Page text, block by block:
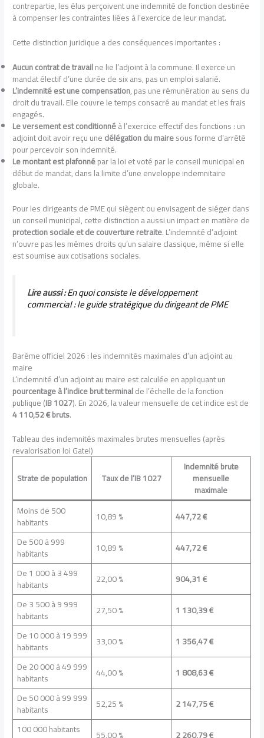
contrepartie, les élus perçoivent une indemnité de fonction destinée
à compenser les contraintes liées à l’exercice de leur mandat.
Cette distinction juridique a des conséquences importantes :
Aucun contrat de travailne lie l’adjoint à la commune. Il exerce un
mandat électif d’une durée de six ans, pas un emploi salarié.
L’indemnité est une compensation, pas une rémunération au sens du
droit du travail. Elle couvre le temps consacré au mandat et les frais
engagés.
Le versement est conditionnéà l’exercice effectif des fonctions : un
adjoint doit avoir reçu unedélégation du mairesous forme d’arrêté
pour percevoir son indemnité.
Le montant est plafonnépar la loi et voté par le conseil municipal en
début de mandat, dans la limite d’une enveloppe indemnitaire
globale.
Pour les dirigeants de PME qui siègent ou envisagent de siéger dans
un conseil municipal, cette distinction a aussi un impact en matière de
protection sociale et de couverture retraite. L’indemnité d’adjoint
n’ouvre pas les mêmes droits qu’un salaire classique, même si elle
est soumise aux cotisations sociales.
Lire aussi :En quoi consiste le développement
commercial : le guide stratégique du dirigeant de PME
Barème officiel 2026 : les indemnités maximales d’un adjoint au
maire
L’indemnité d’un adjoint au maire est calculée en appliquant un
pourcentage à l’indice brut terminalde l’échelle de la fonction
publique (IB 1027). En 2026, la valeur mensuelle de cet indice est de
4 110,52 € bruts.
Tableau des indemnités maximales brutes mensuelles (après
revalorisation loi Gatel)
Strate de population
Taux de l’IB 1027
Indemnité brute
mensuelle
maximale
Moins de 500
habitants 10,89 %
447,72 €
De 500 à 999
habitants 10,89 %
447,72 €
De 1 000 à 3 499
habitants 22,00 %
904,31 €
De 3 500 à 9 999
habitants 27,50 %
1 130,39 €
De 10 000 à 19 999
habitants 33,00 %
1 356,47 €
De 20 000 à 49 999
habitants 44,00 %
1 808,63 €
De 50 000 à 99 999
habitants 52,25 %
2 147,75 €
100 000 habitants